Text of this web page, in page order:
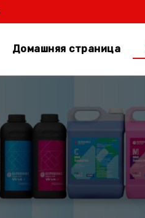
Домашняя страница